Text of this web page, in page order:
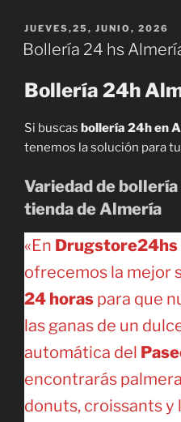
PUBLICADO
EL
JUEVES,25, JUNIO, 2026
Bollería 24 hs
Bollería 24h
Si buscas bollería 24h en
tenemos la solución para
Variedad de
tienda de Almería
«En Drugstore24hs
ofrecemos la mejor
24 horas para que
las ganas de un
automática del
encontrarás
donuts, croissants y